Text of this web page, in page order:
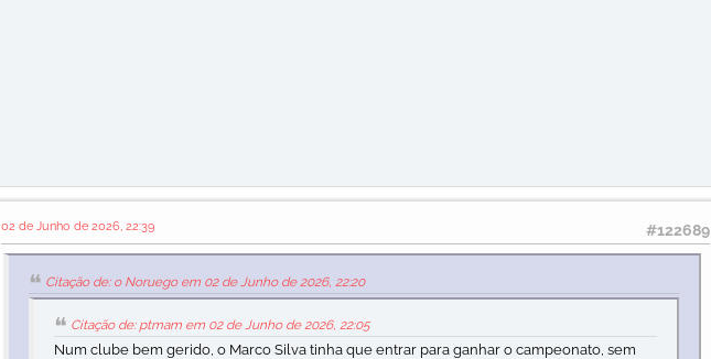
#122689
02 de Junho de 2026, 22:39
Citação de: o Noruego em 02 de Junho de 2026, 22:20
Citação de: ptmam em 02 de Junho de 2026, 22:05
Num clube bem gerido, o Marco Silva tinha que entrar para ganhar o campeonato, sem